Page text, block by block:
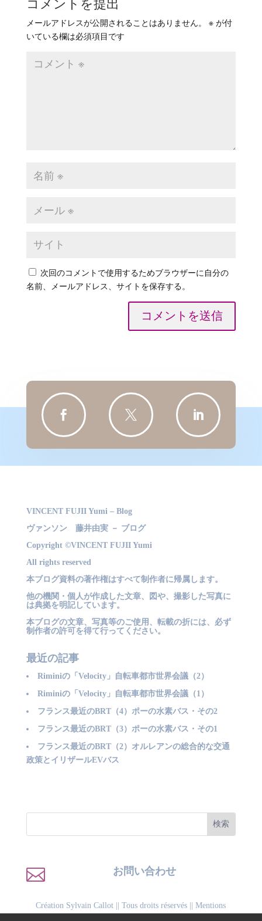
コメントを提出
メールアドレスが公開されることはありません。 ※が付
いている欄は必須項目です
次回のコメントで使用するためブラウザーに自分の
名前、メールアドレス、サイトを保存する。
コメントを送信
  
VINCENT FUJII Yumi – Blog
ヴァンソン 藤井由実 － ブログ
Copyright ©VINCENT FUJII Yumi
All rights reserved
本ブログ資料の著作権はすべて制作者に帰属します。
他の機関・個人が作成した文章、図や、撮影した写真に
は典拠を明記しています。
本ブログの文章、写真等のご使用、転載の折には、必ず
制作者の許可を得て行ってください。
最近の記事
Riminiの「Velocity」自転車都市世界会議（2）
Riminiの「Velocity」自転車都市世界会議（1）
フランス最近のBRT（4）ポーの水素バス・その2
フランス最近のBRT（3）ポーの水素バス・その1
フランス最近のBRT（2）オルレアンの総合的な交通
政策とイリザールEVバス
 お問い合わせ
Création Sylvain Callot || Tous droits réservés ||Mentions